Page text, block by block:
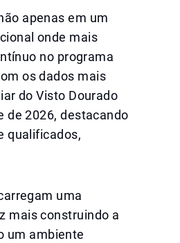
apenas em um
onde mais
no programa
os dados mais
do Visto Dourado
de 2026, destacando
qualificados,
uma
mais construindo a
um ambiente